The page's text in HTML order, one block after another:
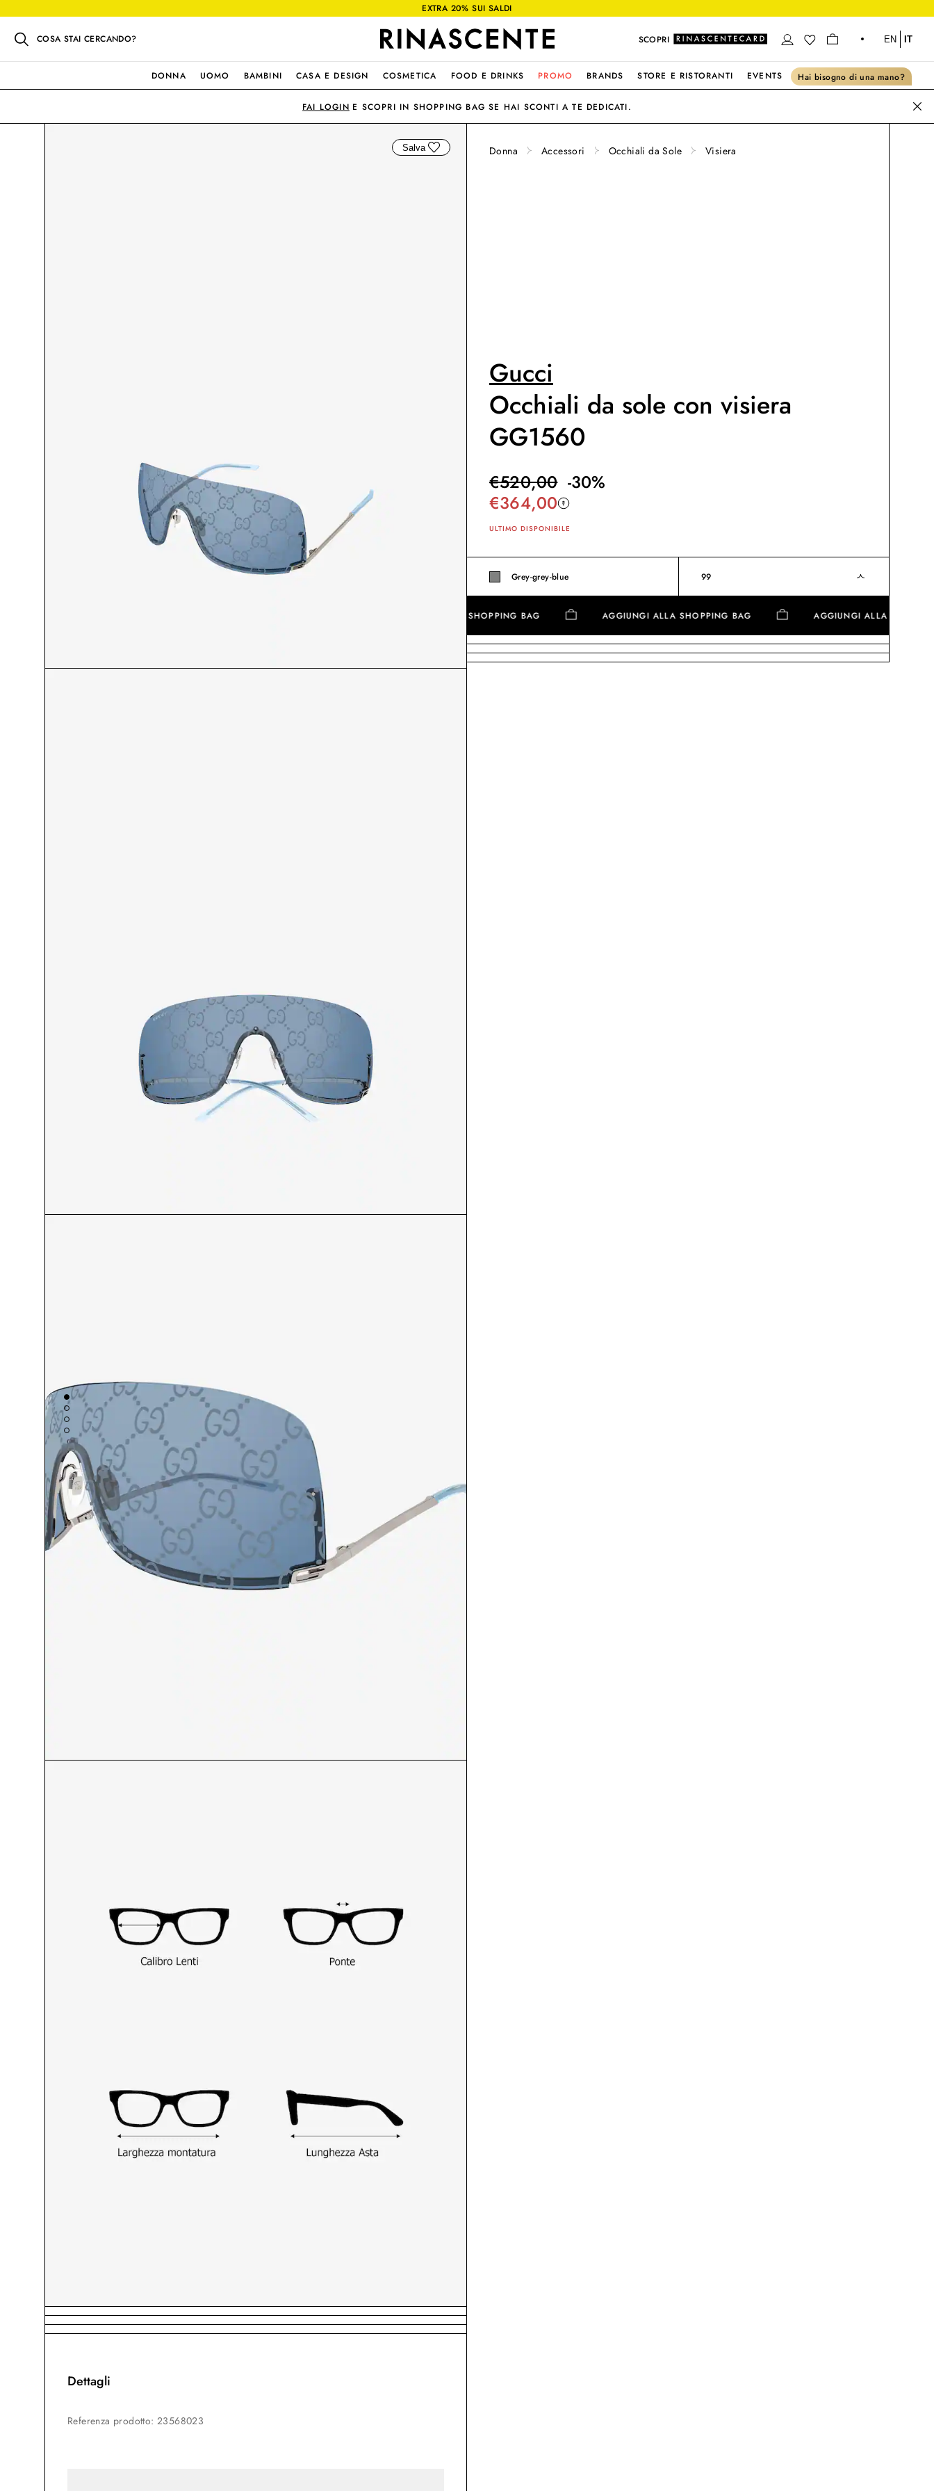
EXTRA 20% SUI SALDI
COSA STAI CERCANDO? SCOPRI EN IT
DONNA UOMO BAMBINI CASA E DESIGN COSMETICA FOOD E DRINKS PROMO BRANDS STORE E RISTORANTI EVENTS Hai bisogno di una mano?
FAI LOGIN E SCOPRI IN SHOPPING BAG SE HAI SCONTI A TE DEDICATI.
Salva
Dettagli
Referenza prodotto:23568023
Donna Accessori Occhiali da Sole Visiera
Gucci
Occhiali da sole con visiera
GG1560
€520,00-30%
€364,00
ULTIMO DISPONIBILE
Grey-grey-blue 99
AGGIUNGI ALLA SHOPPING BAG AGGIUNGI ALLA SHOPPING BAG AGGIUNGI ALLA